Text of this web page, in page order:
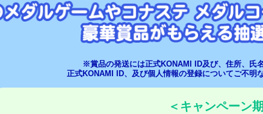
※賞品の発送には正式KONAMI ID及び、住所、氏
正式KONAMI ID、及び個人情報の登録についてご不明
＜キャンペーン